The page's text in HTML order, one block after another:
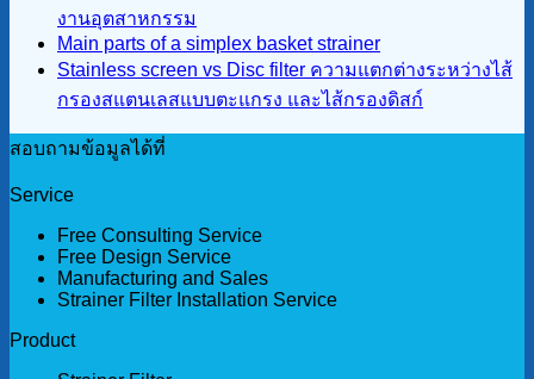
งานอุตสาหกรรม
Main parts of a simplex basket strainer
Stainless screen vs Disc filter ความแตกต่างระหว่างไส้
กรองสแตนเลสแบบตะแกรง และไส้กรองดิสก์
สอบถามข้อมูลได้ที่
Service
Free Consulting Service
Free Design Service
Manufacturing and Sales
Strainer Filter Installation Service
Product